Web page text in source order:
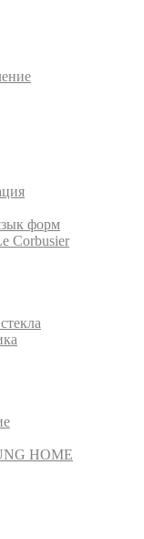
форм
Corbusier
HOME